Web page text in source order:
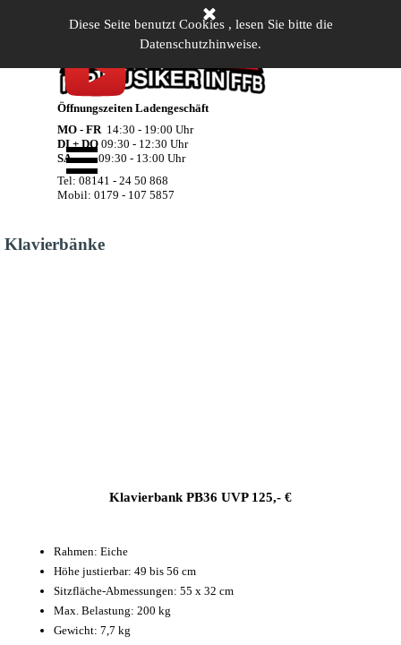
Diese Seite benutzt Cookies , lesen Sie bitte die
Datenschutzhinweise.
Öffnungszeiten Ladengeschäft
MO - FR14:30 - 19:00 Uhr
DI + DO 09:30 - 12:30 Uhr
SA09:30 - 13:00 Uhr
Tel: 08141 - 24 50 868
Mobil: 0179 - 107 5857
Menü überspringen
Klavierbänke
Klavierbank PB36 UVP 125,- €
Rahmen: Eiche
Höhe justierbar: 49 bis 56 cm
Sitzfläche-Abmessungen: 55 x 32 cm
Max. Belastung: 200 kg
Gewicht: 7,7 kg